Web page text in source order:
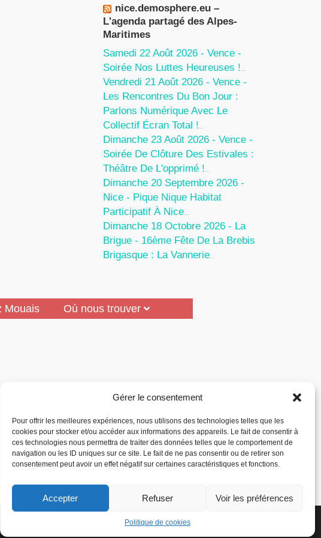
Gérer le consentement
Pour offrir les meilleures expériences, nous utilisons des technologies telles que les
cookies pour stocker et/ou accéder aux informations des appareils. Le fait de consentir à
ces technologies nous permettra de traiter des données telles que le comportement de
navigation ou les ID uniques sur ce site. Le fait de ne pas consentir ou de retirer son
consentement peut avoir un effet négatif sur certaines caractéristiques et fonctions.
Accepter Refuser Voir les préférences
Politique de cookies
nice.demosphere.eu –
L'agenda partagé des Alpes-
Maritimes
Samedi 22 Août 2026 - Vence -
Soirée Nos Luttes Heureuses !
Vendredi 21 Août 2026 - Vence -
Les Rencontres Du Bon Jour :
Parlons Numérique Avec Le
Collectif Écran Total !
Dimanche 23 Août 2026 - Vence -
Soirée De Clôture Des Estivales :
Théâtre De L'opprimé !
Dimanche 20 Septembre 2026 -
Nice - Pique Nique Habitat
Participatif À Nice
Dimanche 18 Octobre 2026 - La
Brigue - 16ème Fête De La Brebis
Brigasque : La Vannerie
Mouais Où nous trouver
Pour la Reconnaissance des